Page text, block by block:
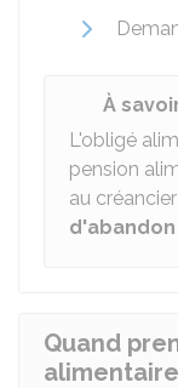
À
L'obligé
pension
au
Quand